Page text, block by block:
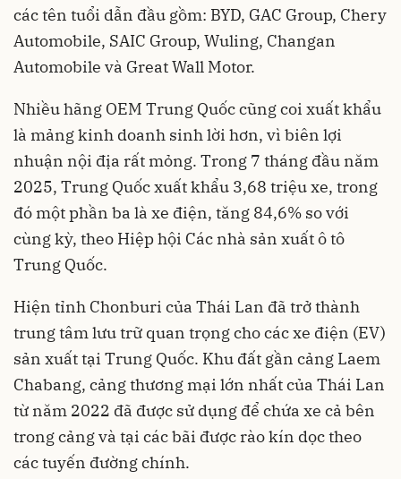
các tên tuổi dẫn đầu gồm: BYD, GAC Group, Chery
Automobile, SAIC Group, Wuling, Changan
Automobile và Great Wall Motor.
Nhiều hãng OEM Trung Quốc cũng coi xuất khẩu
là mảng kinh doanh sinh lời hơn, vì biên lợi
nhuận nội địa rất mỏng. Trong 7 tháng đầu năm
2025, Trung Quốc xuất khẩu 3,68 triệu xe, trong
đó một phần ba là xe điện, tăng 84,6% so với
cùng kỳ, theo Hiệp hội Các nhà sản xuất ô tô
Trung Quốc.
Hiện tỉnh Chonburi của Thái Lan đã trở thành
trung tâm lưu trữ quan trọng cho các xe điện (EV)
sản xuất tại Trung Quốc. Khu đất gần cảng Laem
Chabang, cảng thương mại lớn nhất của Thái Lan
từ năm 2022 đã được sử dụng để chứa xe cả bên
trong cảng và tại các bãi được rào kín dọc theo
các tuyến đường chính.